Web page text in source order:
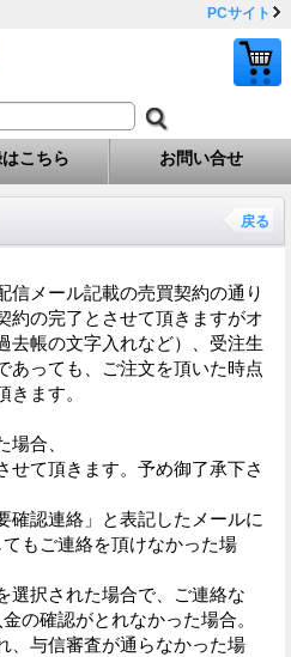
PCサイト
こちら お問い合せ
戻る
信メール記載の売買契約の通り
約の完了とさせて頂きますがオ
去帳の文字入れなど）、受注生
あっても、ご注文を頂いた時点
ます。
場合、
せて頂きます。予め御了承下さ
確認連絡」と表記したメールに
もご連絡を頂けなかった場
選択された場合で、ご連絡な
の確認がとれなかった場合。
、与信審査が通らなかった場